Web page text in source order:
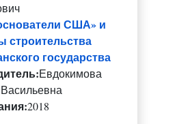
США» и
строительства
государства
Евдокимова
2018